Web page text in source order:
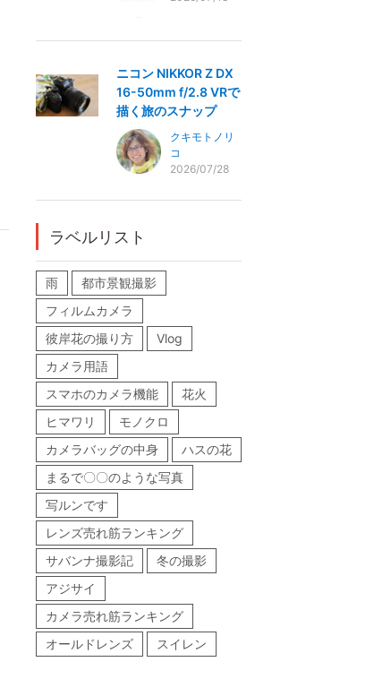
ニコン NIKKOR Z DX
16-50mm f/2.8 VRで
描く旅のスナップ
クキモトノリ
コ
2026/07/28
ラベルリスト
雨
都市景観撮影
フィルムカメラ
彼岸花の撮り方
Vlog
カメラ用語
スマホのカメラ機能
花火
ヒマワリ
モノクロ
カメラバッグの中身
ハスの花
まるで〇〇のような写真
写ルンです
レンズ売れ筋ランキング
サバンナ撮影記
冬の撮影
アジサイ
カメラ売れ筋ランキング
オールドレンズ
スイレン